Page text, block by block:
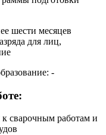
шести месяцев
для лиц,
-
к сварочным работам и